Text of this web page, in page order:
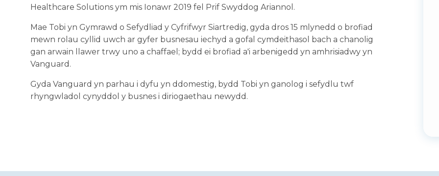
Healthcare Solutions ym mis Ionawr 2019 fel Prif Swyddog Ariannol.
Mae Tobi yn Gymrawd o Sefydliad y Cyfrifwyr Siartredig, gyda dros 15 mlynedd o brofiad
mewn rolau cyllid uwch ar gyfer busnesau iechyd a gofal cymdeithasol bach a chanolig
gan arwain llawer trwy uno a chaffael; bydd ei brofiad a'i arbenigedd yn amhrisiadwy yn
Vanguard.
Gyda Vanguard yn parhau i dyfu yn ddomestig, bydd Tobi yn ganolog i sefydlu twf
rhyngwladol cynyddol y busnes i diriogaethau newydd.